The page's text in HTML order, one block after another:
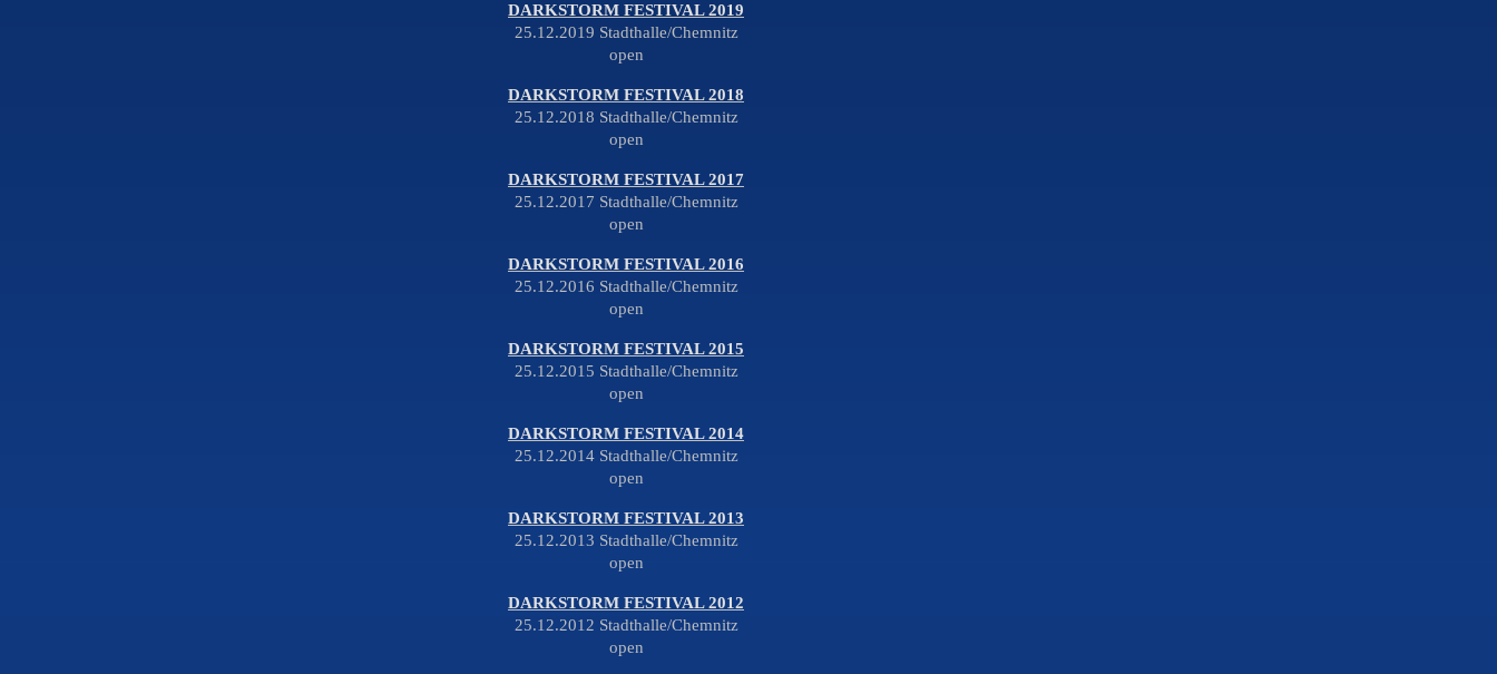
DARKSTORM FESTIVAL 2019
25.12.2019 Stadthalle/Chemnitz
open
DARKSTORM FESTIVAL 2018
25.12.2018 Stadthalle/Chemnitz
open
DARKSTORM FESTIVAL 2017
25.12.2017 Stadthalle/Chemnitz
open
DARKSTORM FESTIVAL 2016
25.12.2016 Stadthalle/Chemnitz
open
DARKSTORM FESTIVAL 2015
25.12.2015 Stadthalle/Chemnitz
open
DARKSTORM FESTIVAL 2014
25.12.2014 Stadthalle/Chemnitz
open
DARKSTORM FESTIVAL 2013
25.12.2013 Stadthalle/Chemnitz
open
DARKSTORM FESTIVAL 2012
25.12.2012 Stadthalle/Chemnitz
open